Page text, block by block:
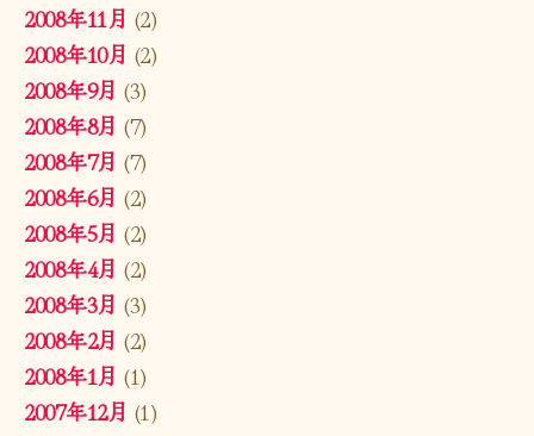
2008年11月 (2)
2008年10月 (2)
2008年9月 (3)
2008年8月 (7)
2008年7月 (7)
2008年6月 (2)
2008年5月 (2)
2008年4月 (2)
2008年3月 (3)
2008年2月 (2)
2008年1月 (1)
2007年12月 (1)